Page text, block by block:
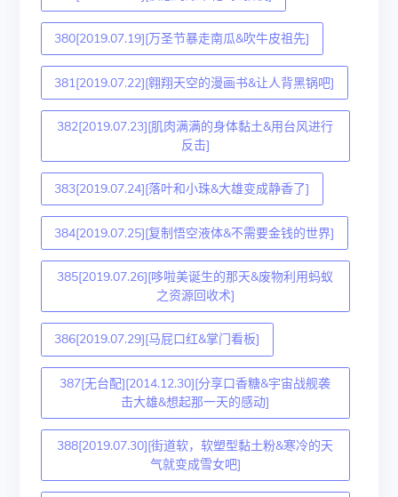
380[2019.07.19][万圣节暴走南瓜&吹牛皮祖先]
381[2019.07.22][翱翔天空的漫画书&让人背黑锅吧]
382[2019.07.23][肌肉满满的身体黏土&用台风进行
反击]
383[2019.07.24][落叶和小珠&大雄变成静香了]
384[2019.07.25][复制悟空液体&不需要金钱的世界]
385[2019.07.26][哆啦美诞生的那天&废物利用蚂蚁
之资源回收术]
386[2019.07.29][马屁口红&掌门看板]
387[无台配][2014.12.30][分享口香糖&宇宙战舰袭
击大雄&想起那一天的感动]
388[2019.07.30][街道软，软塑型黏土粉&寒冷的天
气就变成雪女吧]